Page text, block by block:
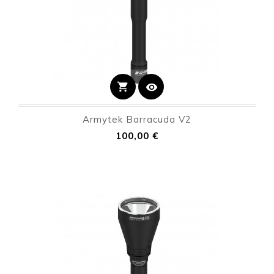
shopping_cart visibility
Armytek Barracuda V2
100,00 €